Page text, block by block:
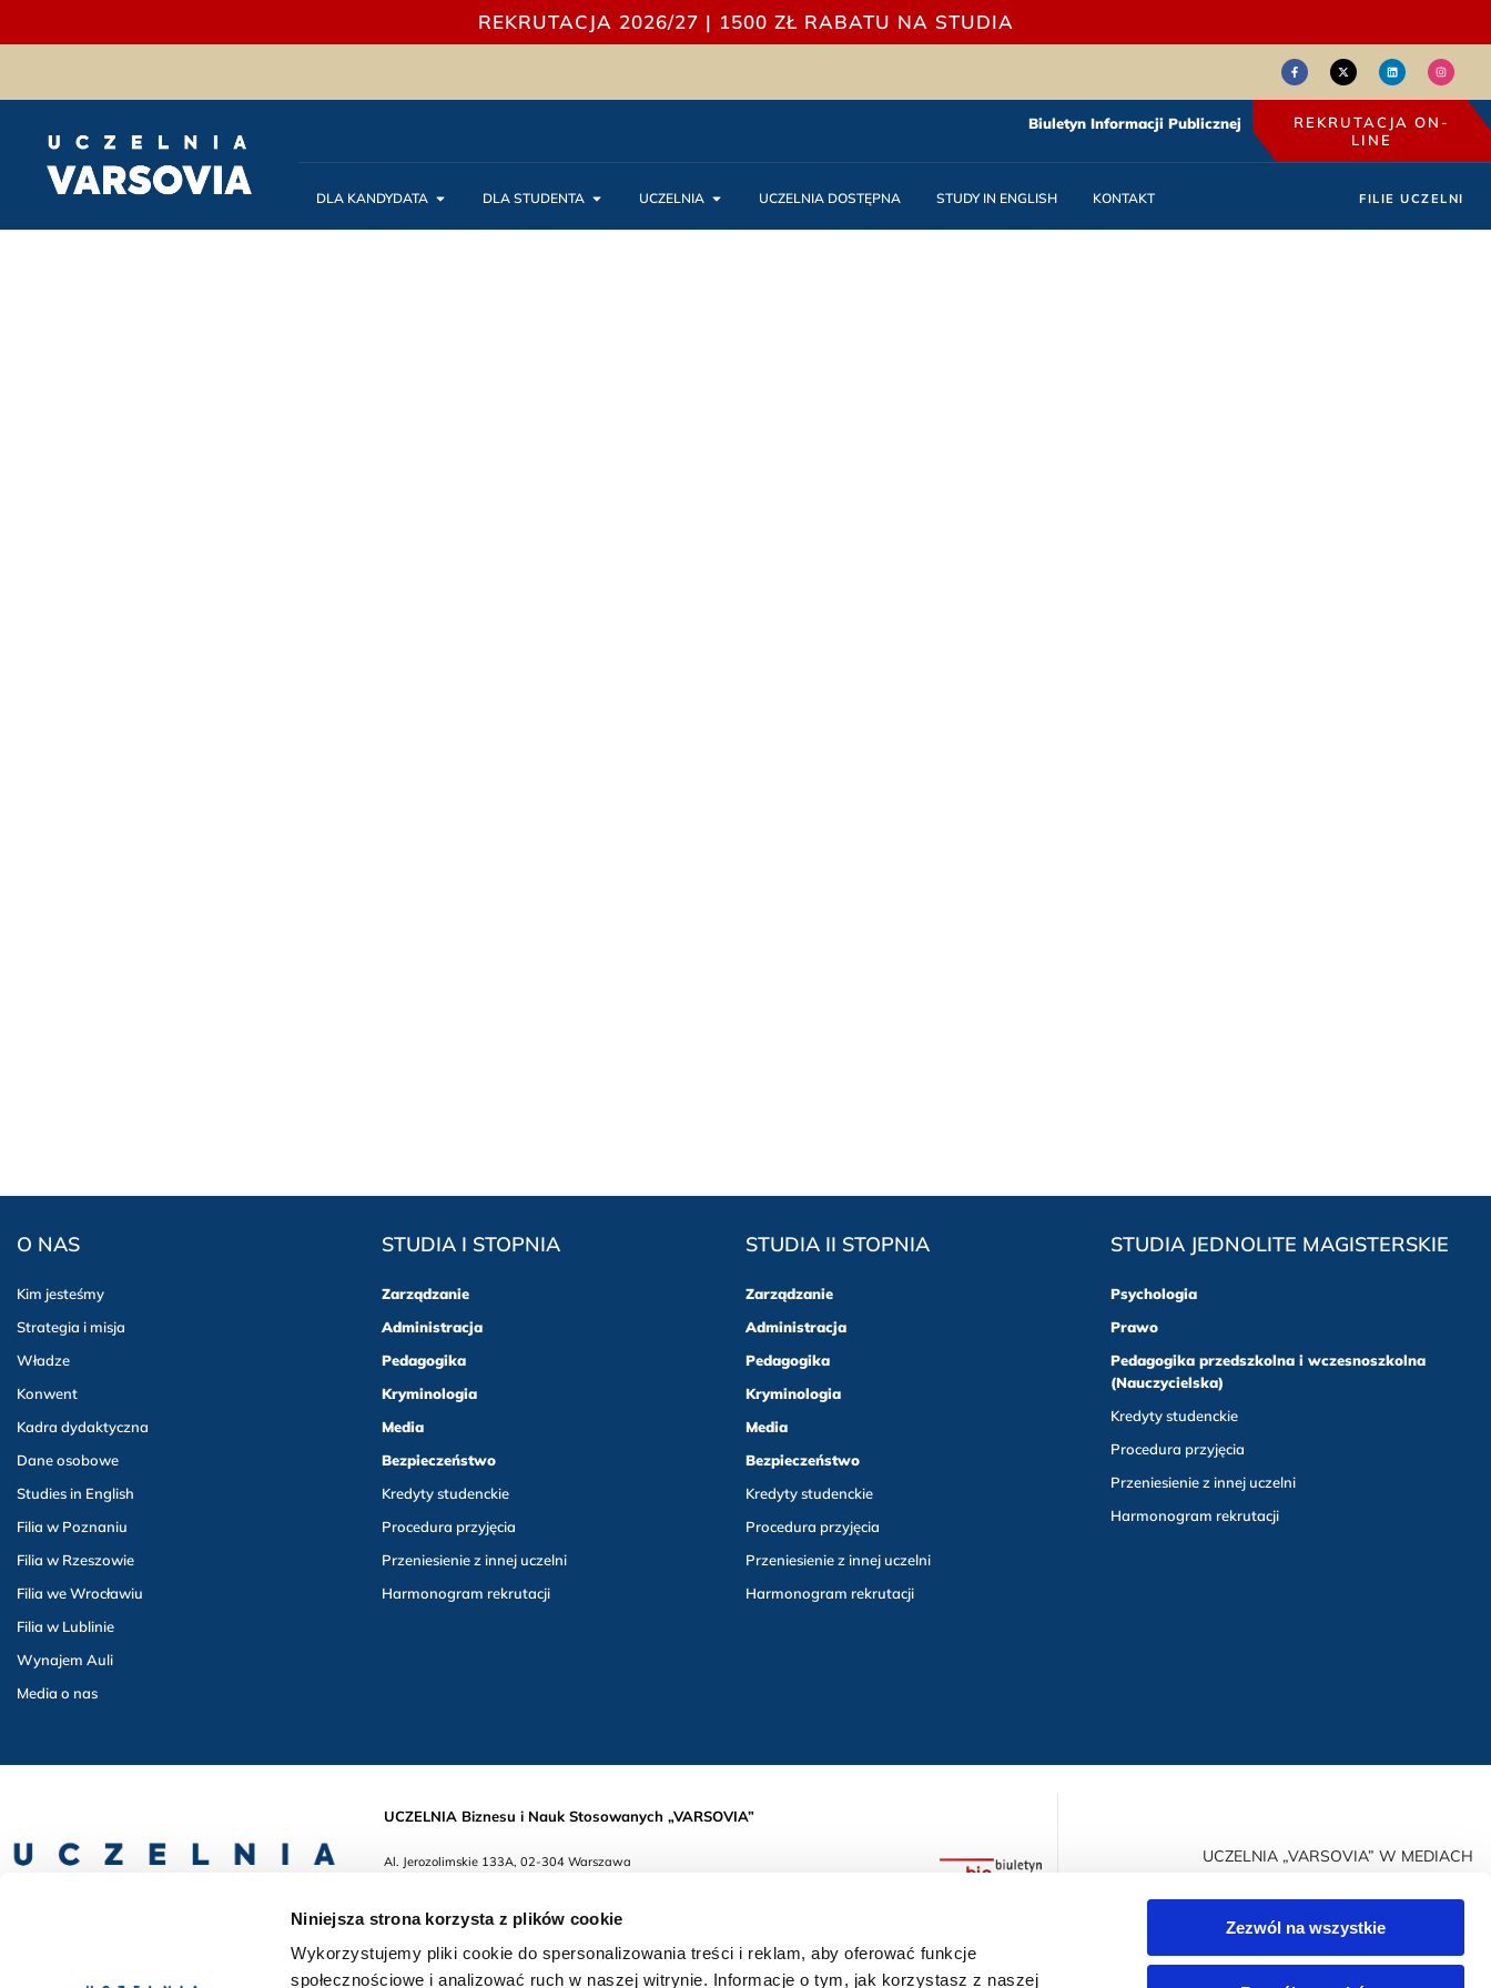
Niniejsza strona korzysta z plików cookie
Wykorzystujemy pliki cookie do spersonalizowania treści i reklam, aby oferować funkcje
społecznościowe i analizować ruch w naszej witrynie. Informacje o tym, jak korzystasz z naszej
Zezwól na wszystkie
REKRUTACJA 2026/27 | 1500 ZŁ RABATU NA STUDIA
Biuletyn Informacji Publicznej
REKRUTACJA ON-
LINE
DLA KANDYDATA DLA STUDENTA UCZELNIA UCZELNIA DOSTĘPNA STUDY IN ENGLISH KONTAKT FILIE UCZELNI
O NAS
Kim jesteśmy
Strategia i misja
Władze
Konwent
Kadra dydaktyczna
Dane osobowe
Studies in English
Filia w Poznaniu
Filia w Rzeszowie
Filia we Wrocławiu
Filia w Lublinie
Wynajem Auli
Media o nas
STUDIA I STOPNIA
Zarządzanie
Administracja
Pedagogika
Kryminologia
Media
Bezpieczeństwo
Kredyty studenckie
Procedura przyjęcia
Przeniesienie z innej uczelni
Harmonogram rekrutacji
STUDIA II STOPNIA
Zarządzanie
Administracja
Pedagogika
Kryminologia
Media
Bezpieczeństwo
Kredyty studenckie
Procedura przyjęcia
Przeniesienie z innej uczelni
Harmonogram rekrutacji
STUDIA JEDNOLITE MAGISTERSKIE
Psychologia
Prawo
Pedagogika przedszkolna i wczesnoszkolna
(Nauczycielska)
Kredyty studenckie
Procedura przyjęcia
Przeniesienie z innej uczelni
Harmonogram rekrutacji
UCZELNIA Biznesu i Nauk Stosowanych „VARSOVIA”
Al. Jerozolimskie 133A, 02-304 Warszawa
VAT EU PL5252765348
Nr 383 w Ewidencji Uczelni Niepublicznych MNiSW
tel.: +48 22 487 53 59
UCZELNIA „VARSOVIA” W MEDIACH